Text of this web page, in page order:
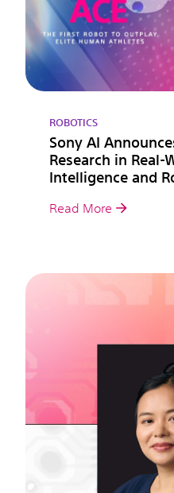
ROBOTICS
Sony AI
Research in Real-
Intelligence and
Read More